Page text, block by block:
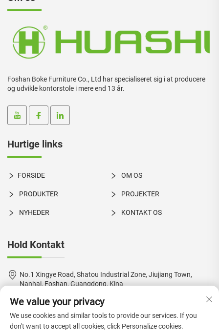
Foshan Boke Furniture Co., Ltd har specialiseret sig i at producere
og udvikle kontorstole i mere end 13 år.
Hurtige links
FORSIDE OM OS
PRODUKTER PROJEKTER
NYHEDER KONTAKT OS
Hold Kontakt
No.1 Xingye Road, Shatou Industrial Zone, Jiujiang Town,
Nanhai, Foshan, Guangdong, Kina
+86-18924550960
[email protected]
We value your privacy
We use cookies and similar tools to provide our services. If you
don't want to accept all cookies, click Personalize cookies.